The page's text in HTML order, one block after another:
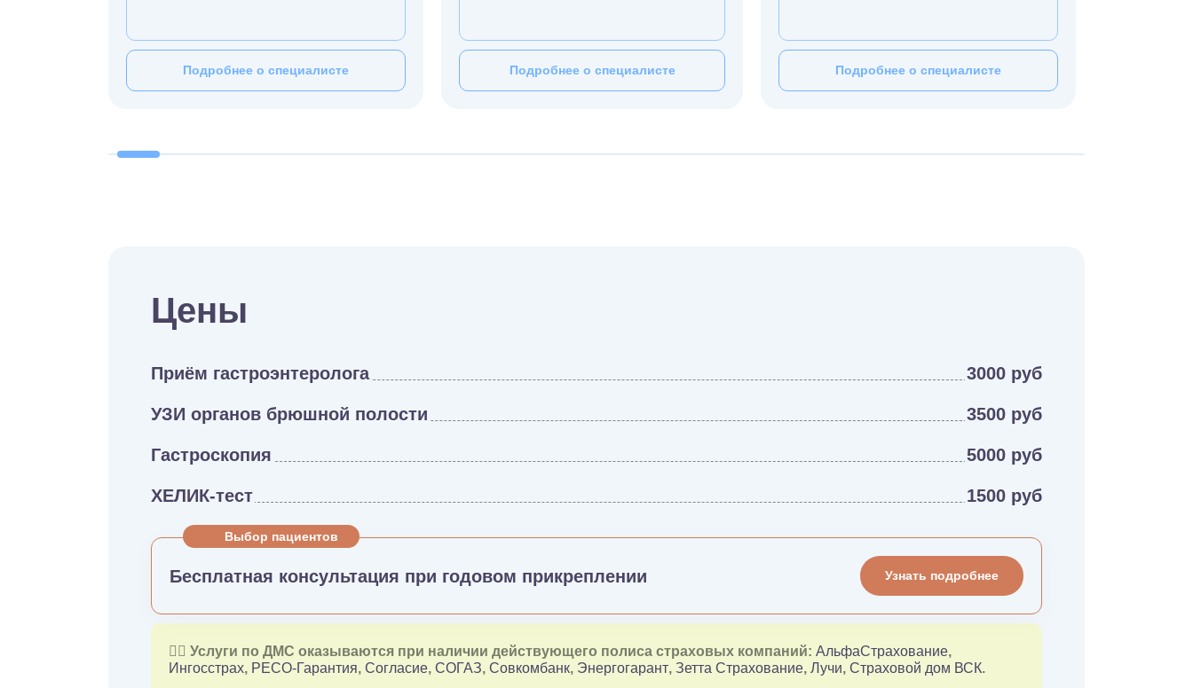
Подробнее о специалисте Подробнее о специалисте Подробнее о специалисте
Цены
Приём гастроэнтеролога 3000 руб
УЗИ органов брюшной полости 3500 руб
Гастроскопия 5000 руб
ХЕЛИК-тест 1500 руб
Выбор пациентов
Бесплатная консультация при годовом прикреплении Узнать подробнее
👉🏻 Услуги по ДМС оказываются при наличии действующего полиса страховых компаний: АльфаСтрахование,
Ингосстрах, РЕСО-Гарантия, Согласие, СОГАЗ, Совкомбанк, Энергогарант, Зетта Страхование, Лучи, Страховой дом ВСК.